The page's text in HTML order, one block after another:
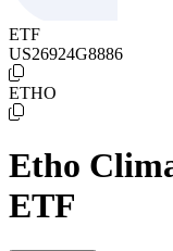
ETF
US26924G8886
ETHO
Etho
ETF